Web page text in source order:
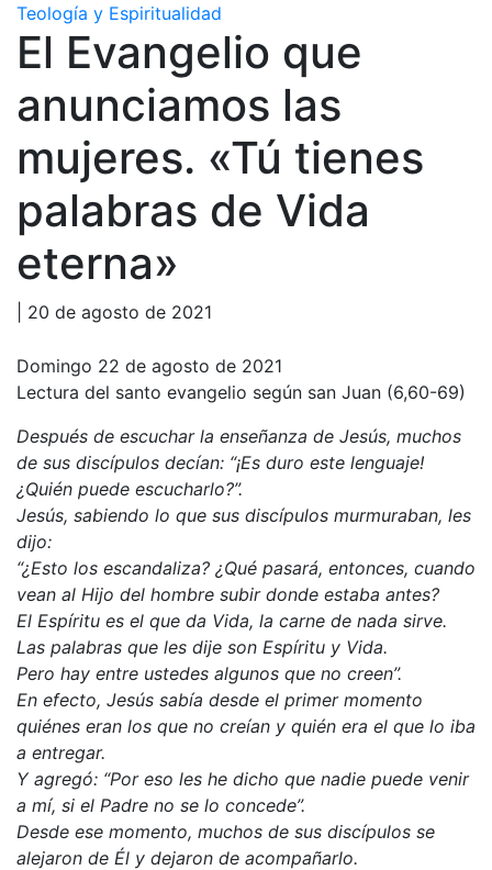
Teología y Espiritualidad
El Evangelio que
anunciamos las
mujeres. «Tú tienes
palabras de Vida
eterna»
| 20 de agosto de 2021
Domingo 22 de agosto de 2021
Lectura del santo evangelio según san Juan (6,60-69)
Después de escuchar la enseñanza de Jesús, muchos
de sus discípulos decían: “¡Es duro este lenguaje!
¿Quién puede escucharlo?”.
Jesús, sabiendo lo que sus discípulos murmuraban, les
dijo:
“¿Esto los escandaliza? ¿Qué pasará, entonces, cuando
vean al Hijo del hombre subir donde estaba antes?
El Espíritu es el que da Vida, la carne de nada sirve.
Las palabras que les dije son Espíritu y Vida.
Pero hay entre ustedes algunos que no creen”.
En efecto, Jesús sabía desde el primer momento
quiénes eran los que no creían y quién era el que lo iba
a entregar.
Y agregó: “Por eso les he dicho que nadie puede venir
a mí, si el Padre no se lo concede”.
Desde ese momento, muchos de sus discípulos se
alejaron de Él y dejaron de acompañarlo.